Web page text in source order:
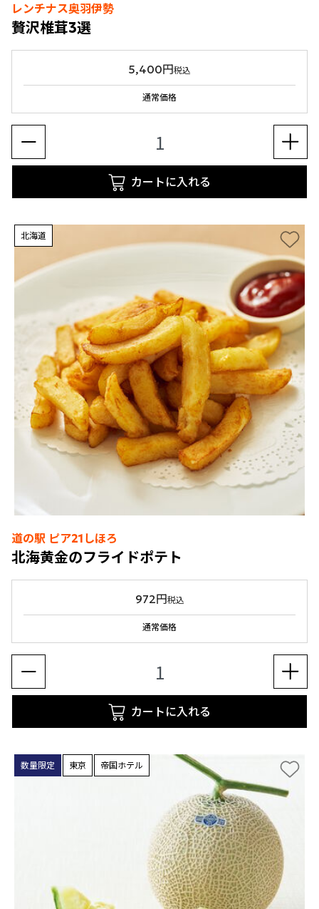
レンチナス奥羽伊勢
贅沢椎茸3選
5,400円税込
通常価格
カートに入れる
北海道
道の駅 ピア21しほろ
北海黄金のフライドポテト
972円税込
通常価格
カートに入れる
数量限定 東京 帝国ホテル